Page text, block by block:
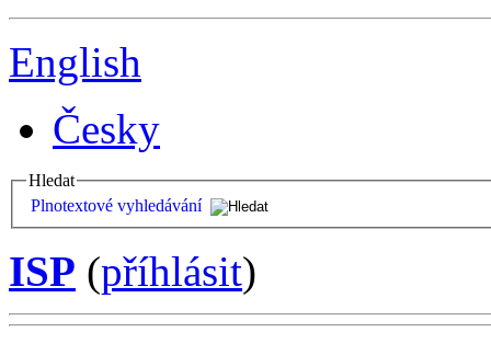
English
Česky
Hledat
Plnotextové vyhledávání
ISP (příhlásit)